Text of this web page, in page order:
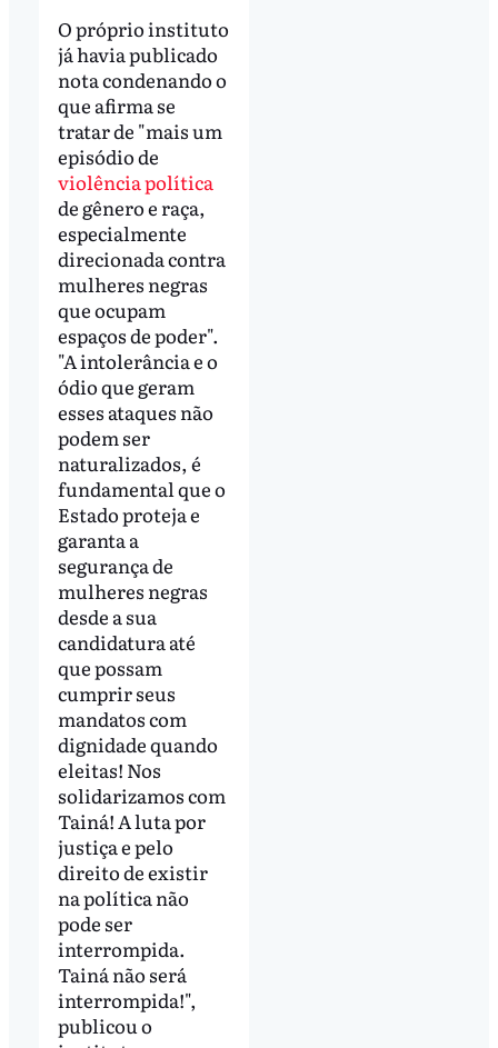
O próprio instituto
já havia publicado
nota condenando o
que afirma se
tratar de "mais um
episódio de
violência política
de gênero e raça,
especialmente
direcionada contra
mulheres negras
que ocupam
espaços de poder".
"A intolerância e o
ódio que geram
esses ataques não
podem ser
naturalizados, é
fundamental que o
Estado proteja e
garanta a
segurança de
mulheres negras
desde a sua
candidatura até
que possam
cumprir seus
mandatos com
dignidade quando
eleitas! Nos
solidarizamos com
Tainá! A luta por
justiça e pelo
direito de existir
na política não
pode ser
interrompida.
Tainá não será
interrompida!",
publicou o